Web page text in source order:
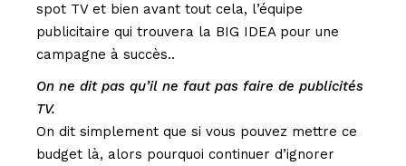
spot TV et bien avant tout cela, l’équipe
publicitaire qui trouvera la BIG IDEA pour une
campagne à succès..
On ne dit pas qu’il ne faut pas faire de publicités
TV.
On dit simplement que si vous pouvez mettre ce
budget là, alors pourquoi continuer d’ignorer